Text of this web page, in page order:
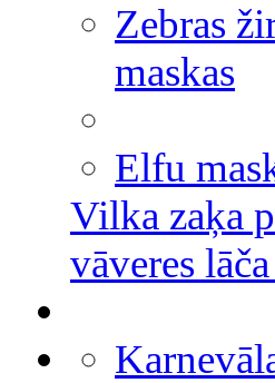
Zebras
maskas
Elfu
Vilka zaķa
vāveres